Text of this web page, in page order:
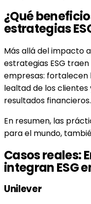
¿Qué
estrategias
Más allá del impacto
estrategias ESG
empresas: fortalecen
lealtad de los clientes
resultados financieros.
En resumen, las
para el mundo,
Casos reales:
integran ESG
Unilever